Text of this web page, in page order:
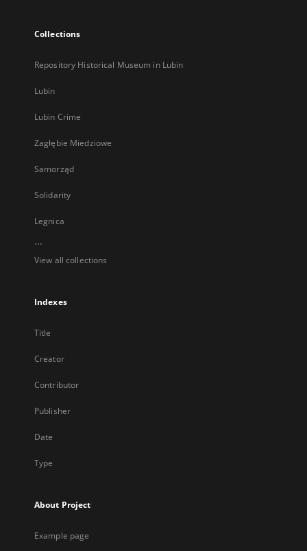
Collections
Repository Historical Museum in Lubin
Lubin
Lubin Crime
Zagłębie Miedziowe
Samorząd
Solidarity
Legnica
...
View all collections
Indexes
Title
Creator
Contributor
Publisher
Date
Type
About Project
Example page